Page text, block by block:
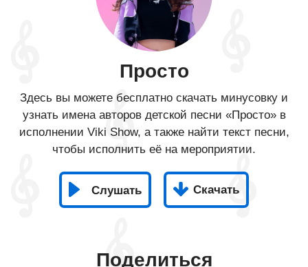
Просто
Здесь вы можете бесплатно скачать минусовку и
узнать имена авторов детской песни «Просто» в
исполнении Viki Show, а также найти текст песни,
чтобы исполнить её на мероприятии.
Слушать Скачать
Поделиться